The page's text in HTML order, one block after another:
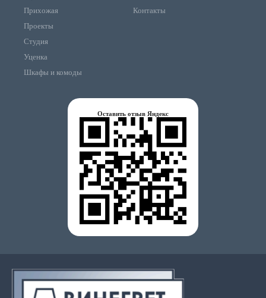
Прихожая
Проекты
Студия
Уценка
Шкафы и комоды
Контакты
Оставить отзыв Яндекс